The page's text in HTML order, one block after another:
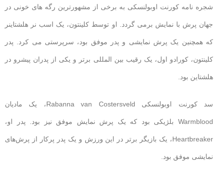
شجره نامه کورنت اوبولنسکی به برخی از مشهورترین رگه های خونی در
جهان پرش با نمایش برمی گردد. او توسط کلینتون، یک اسب نر هلشتاینر
که همچنین یک پرش نمایشی و پدر موفق بود، سرپرستی می کرد. پدر
کلینتون، کورادو اول، یک رقیب بین المللی برتر و یکی از پدران پیشرو در
هلشتاین بود.
سد کورنت اوبولنسکی Rabanna van Costersveld، یک مادیان
Warmblood بلژیکی بود که یک پرش نمایش موفق نیز بود. پدر او،
Heartbreaker، یک بازیگر برتر در این ورزش و یک پدر پرکار از پرش‌های
نمایشی موفق بود.